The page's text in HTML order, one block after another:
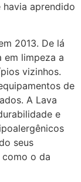
aprendido
2013. De lá
em limpeza a
vizinhos.
de
A Lava
e
seus
o da